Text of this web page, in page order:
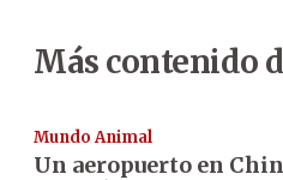
Más contenido
Mundo Animal
Un aeropuerto en